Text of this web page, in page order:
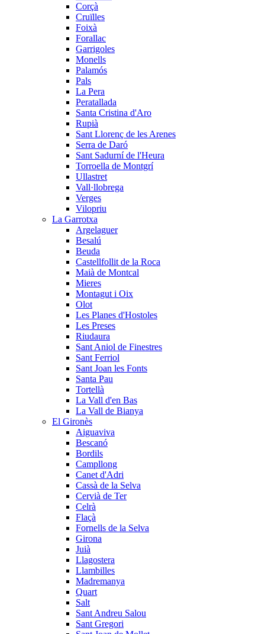
Corçà
Cruïlles
Foixà
Forallac
Garrigoles
Monells
Palamós
Pals
La Pera
Peratallada
Santa Cristina d'Aro
Rupià
Sant Llorenç de les Arenes
Serra de Daró
Sant Sadurní de l'Heura
Torroella de Montgrí
Ullastret
Vall·llobrega
Verges
Vilopriu
La Garrotxa
Argelaguer
Besalú
Beuda
Castellfollit de la Roca
Maià de Montcal
Mieres
Montagut i Oix
Olot
Les Planes d'Hostoles
Les Preses
Riudaura
Sant Aniol de Finestres
Sant Ferriol
Sant Joan les Fonts
Santa Pau
Tortellà
La Vall d'en Bas
La Vall de Bianya
El Gironès
Aiguaviva
Bescanó
Bordils
Campllong
Canet d'Adri
Cassà de la Selva
Cervià de Ter
Celrà
Flaçà
Fornells de la Selva
Girona
Juià
Llagostera
Llambilles
Madremanya
Quart
Salt
Sant Andreu Salou
Sant Gregori